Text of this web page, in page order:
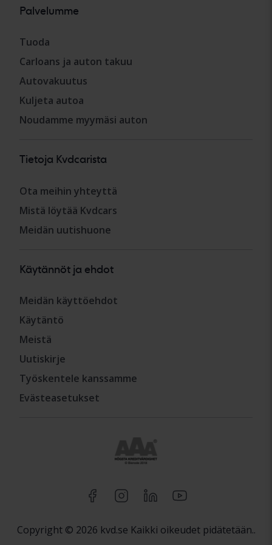
Palvelumme
Tuoda
Carloans ja auton takuu
Autovakuutus
Kuljeta autoa
Noudamme myymäsi auton
Tietoja Kvdcarista
Ota meihin yhteyttä
Mistä löytää Kvdcars
Meidän uutishuone
Käytännöt ja ehdot
Meidän käyttöehdot
Käytäntö
Meistä
Uutiskirje
Työskentele kanssamme
Evästeasetukset
Copyright © 2026 kvd.se Kaikki oikeudet pidätetään..